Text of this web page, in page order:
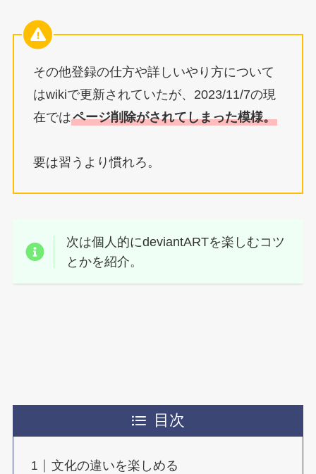
その他登録の仕方や詳しいやり方について
はwikiで更新されていたが、2023/11/7の現
在ではページ削除がされてしまった模様。
要は習うより慣れろ。
次は個人的にdeviantARTを楽しむコツ
とかを紹介。
目次
文化の違いを楽しめる